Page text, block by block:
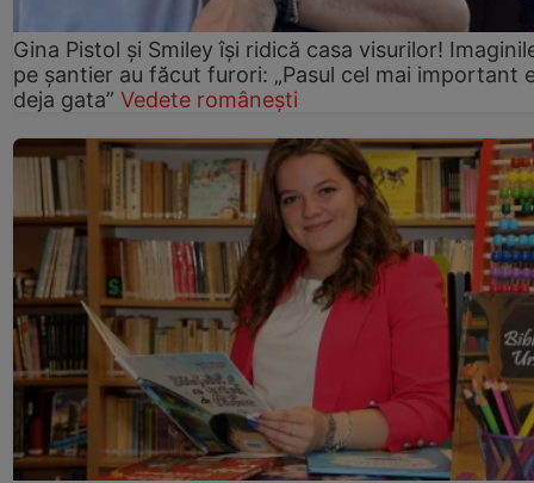
Gina Pistol și Smiley își ridică casa visurilor!
pe șantier au făcut furori: „Pasul cel mai important
deja gata” Vedete românești